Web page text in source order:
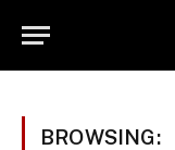
BROWSING: